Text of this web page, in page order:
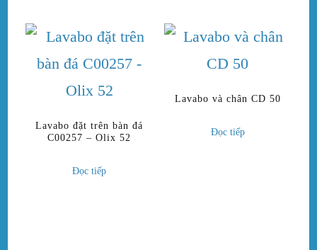
Lavabo đặt trên bàn đá
C00257 – Olix 52
Đọc tiếp
Lavabo và chân CD 50
Đọc tiếp